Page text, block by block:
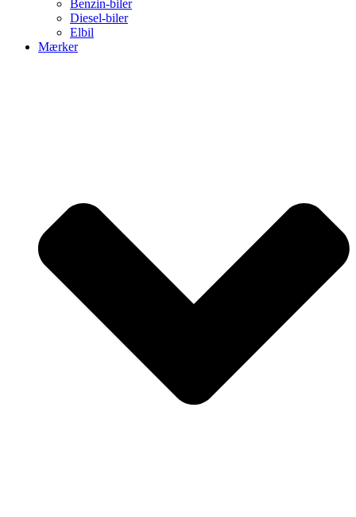
Benzin-biler
Diesel-biler
Elbil
Mærker